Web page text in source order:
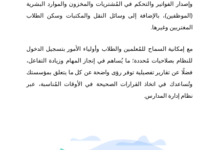
وإصدار الفواتير والتحكم في المُشتريات والمخزون والموارد البشرية
(الموظفين)، بالإضافة إلى وسائل النقل والمكتبات وسكن الطلاب
المغتربين وغيرها.
مع إمكانية السماح للمُعلمين والطلاب وأولياء الأمور بتسجيل الدخول
للنظام بصلاحيات مُحددة؛ ما يُساهم في إنجاز المهام وزيادة التفاعل،
فضلًا عن تقارير تفصيلية توفر رؤى واضحة عن كل ما يتعلق بمؤسستك
وتُساعدك في اتخاذ القرارات الصحيحة في الأوقات المُناسبة، عبر
نظام إدارة المدارس.